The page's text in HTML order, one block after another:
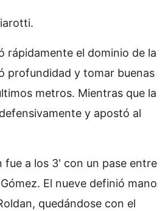
rápidamente el dominio de la
profundidad y tomar buenas
metros. Mientras que la
y apostó al
fue a los 3' con un pase entre
El nueve definió mano
quedándose con el